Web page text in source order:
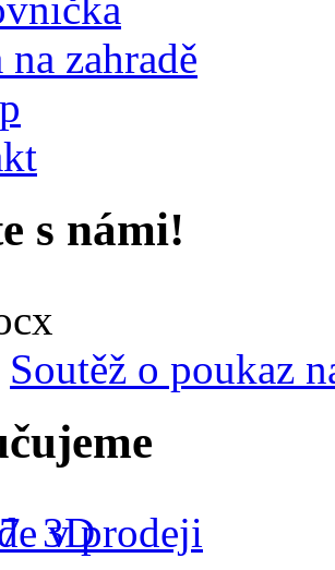
na zahradě
s námi!
Soutěž o poukaz
v prodeji